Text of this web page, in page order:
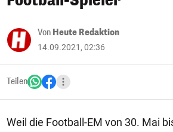
Von Heute Redaktion
14.09.2021, 02:36
Teilen
Weil die Football-EM von 30. Mai